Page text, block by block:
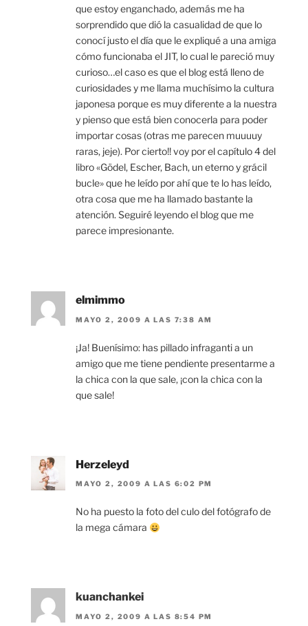
que estoy enganchado, además me ha
sorprendido que dió la casualidad de que lo
conocí justo el día que le expliqué a una amiga
cómo funcionaba el JIT, lo cual le pareció muy
curioso…el caso es que el blog está lleno de
curiosidades y me llama muchísimo la cultura
japonesa porque es muy diferente a la nuestra
y pienso que está bien conocerla para poder
importar cosas (otras me parecen muuuuy
raras, jeje). Por cierto!! voy por el capítulo 4 del
libro «Gödel, Escher, Bach, un eterno y grácil
bucle» que he leído por ahí que te lo has leído,
otra cosa que me ha llamado bastante la
atención. Seguiré leyendo el blog que me
parece impresionante.
elmimmo
MAYO 2, 2009 A LAS 7:38 AM
¡Ja! Buenísimo: has pillado infraganti a un
amigo que me tiene pendiente presentarme a
la chica con la que sale, ¡con la chica con la
que sale!
Herzeleyd
MAYO 2, 2009 A LAS 6:02 PM
No ha puesto la foto del culo del fotógrafo de
la mega cámara
kuanchankei
MAYO 2, 2009 A LAS 8:54 PM